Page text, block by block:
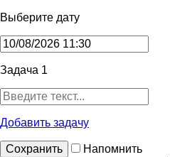
Выберите дату
Задача 1
Добавить задачу
Сохранить
Напомнить